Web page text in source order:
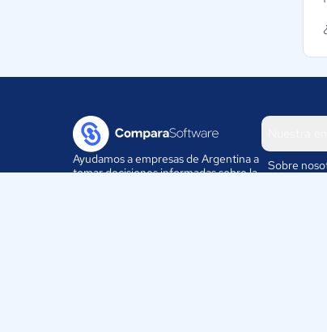
Ayudamos a empresas de Argentina a
tomar decisiones informadas sobre la
Sobre